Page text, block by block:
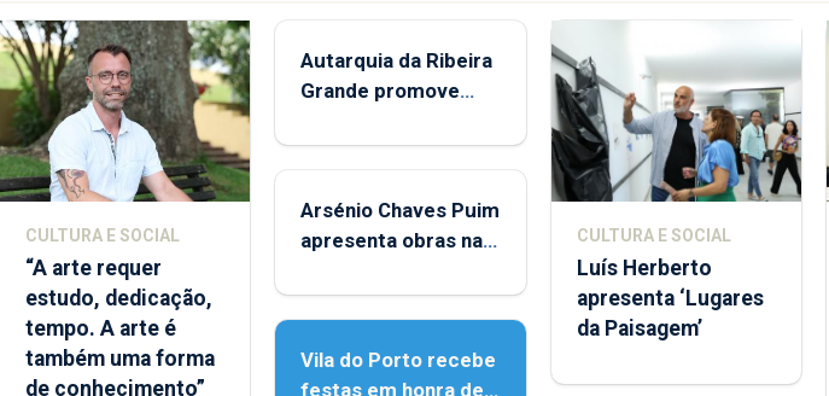
CULTURA E SOCIAL
“A arte requer
estudo, dedicação,
tempo. A arte é
também uma forma
de conhecimento”
Autarquia da Ribeira
Grande promove
Verão"
Arsénio Chaves Puim
apresenta obras na
Porto
Vila do Porto recebe
festas em honra de
CULTURA E SOCIAL
Luís Herberto
apresenta ‘Lugares
da Paisagem’